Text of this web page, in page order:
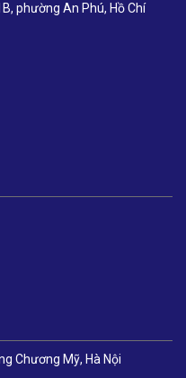
phường An Phú, Hồ Chí
Chương Mỹ, Hà Nội